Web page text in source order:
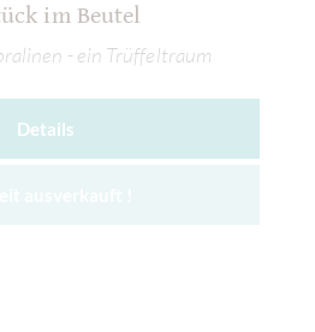
im Beutel
- ein Trüffeltraum
Details